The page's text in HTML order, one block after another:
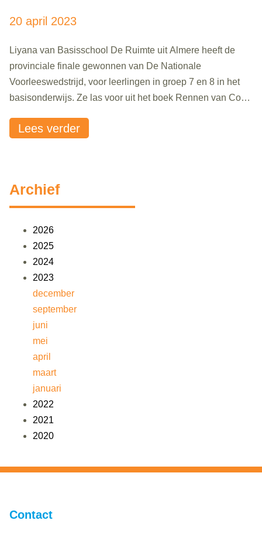
20 april 2023
Liyana van Basisschool De Ruimte uit Almere heeft de
provinciale finale gewonnen van De Nationale
Voorleeswedstrijd, voor leerlingen in groep 7 en 8 in het
basisonderwijs. Ze las voor uit het boek Rennen van Cora
erg mee in het boek, ik had het gevoel dat..
Lees verder
Archief
2026
2025
2024
2023
december
september
juni
mei
april
maart
januari
2022
2021
2020
Contact